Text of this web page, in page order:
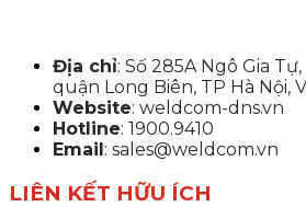
Địa chỉ: Số 285A Ngô Gia
quận Long Biên, TP Hà Nội,
Website: weldcom-dns.vn
Hotline: 1900.9410
Email : sales@weldcom.vn
LIÊN KẾT HỮU ÍCH